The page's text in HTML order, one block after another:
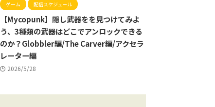
ゲーム 配信スケジュール
【Mycopunk】隠し武器をを見つけてみよ
う、3種類の武器はどこでアンロックできる
のか？Globbler編/The Carver編/アクセラ
レーター編
2026/5/28